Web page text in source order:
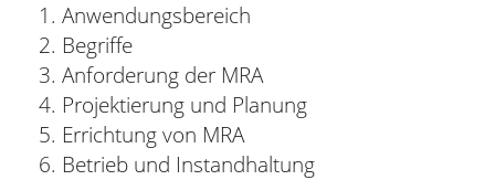
Anwendungsbereich
Begriffe
Anforderung der MRA
Projektierung und Planung
Errichtung von MRA
Betrieb und Instandhaltung